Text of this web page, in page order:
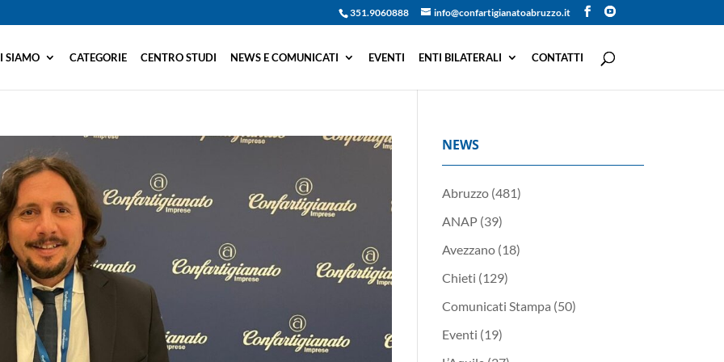
351.9060888 info@confartigianatoabruzzo.it
SIAMO CATEGORIE CENTRO STUDI NEWS E COMUNICATI EVENTI ENTI BILATERALI CONTATTI
NEWS
Abruzzo(481)
ANAP(39)
Avezzano(18)
Chieti (129)
Comunicati Stampa (50)
Eventi (19)